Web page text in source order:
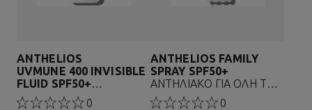
ANTHELIOS
UVMUNE 400 INVISIBLE
FLUID SPF50+
ΑΝΤΗΛΙΑΚΟ ΠΡΟΣΩΠΟΥ
0
ANTHELIOS FAMILY
SPRAY SPF50+
ΑΝΤΗΛΙΑΚΟ ΓΙΑ ΟΛΗ ΤΗΝ
ΟΙΚΟΓΕΝΕΙΑ
0